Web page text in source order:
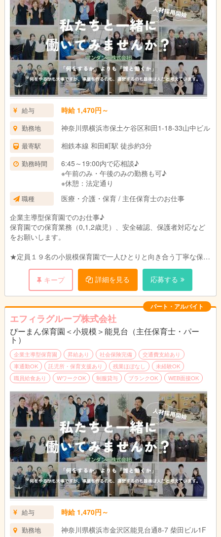
給与 時給 1,470円～
勤務地 神奈川県横浜市保土ケ谷区和田1-18-33山中ビル
最寄駅 相鉄本線 和田町駅 徒歩約3分
勤務時間
6:45～19:00内で応相談♪
※午前のみ・午後のみの勤務も可♪
※休憩：法定通り
職種
医療・介護・保育 / 主任保育士のお仕事
企業主導型保育園でのお仕事♪
保育園での保育業務（0,1,2歳児）、安全確認、保護者対応など
をお願いします。
★定員１９名の小規模保育園で一人ひとりと向き合う丁寧な保育
ご家庭、職員、地域のトライアングルで子どもたちの成長を見守
れるような環境づくりを目指しています。
キープ 詳細を見る 応募する
パート・アルバイト
エフィラグループ株式会社
ぴーまん保育園＜小規模＞能見台（主任保育士・パー
ト）
企業主導型保育園 昇給あり 社会保険完備
交通費支給あり
車通勤OK
託児所・保育支援あり 残業ほぼなし
未経験OK
職員給食あり
WワークOK 制服貸与 ブランクOK WEB面接OK
給与 時給 1,470円～
勤務地 神奈川県横浜市金沢区能見台通8-7 柴田ビル1F